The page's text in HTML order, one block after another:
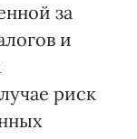
за
и
риск